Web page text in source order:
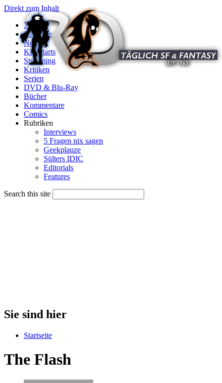
Direkt zum Inhalt
X
Startseite
News
Kinostarts
Streaming
Kritiken
Serien
DVD & Blu-Ray
Bücher
Kommentare
Comics
Rubriken
Interviews
5 Fragen nix sagen
Geekplauze
Sülters IDIC
Editorials
Features
Search this site
Sie sind hier
Startseite
The Flash